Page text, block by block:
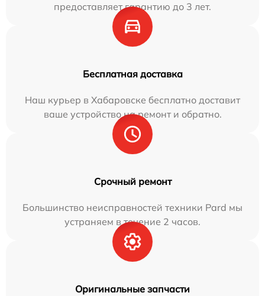
предоставляет гарантию до 3 лет.
Бесплатная доставка
Наш курьер в Хабаровске бесплатно доставит
ваше устройство на ремонт и обратно.
Срочный ремонт
Большинство неисправностей техники Pard мы
устраняем в течение 2 часов.
Оригинальные запчасти